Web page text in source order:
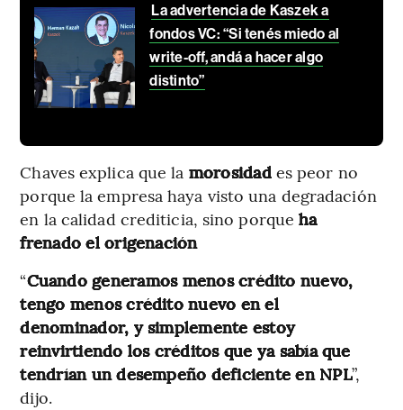
La advertencia de Kaszek a
fondos VC: “Si tenés miedo al
write-off, andá a hacer algo
distinto”
Chaves explica que la morosidades peor no
porque la empresa haya visto una degradación
en la calidad crediticia, sino porqueha
frenado el origenación
“Cuando generamos menos crédito nuevo,
tengo menos crédito nuevo en el
denominador, y simplemente estoy
reinvirtiendo los créditos que ya sabía que
tendrían un desempeño deficiente en NPL”,
dijo.